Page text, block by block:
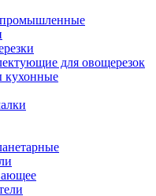
для овощерезок
кухонные